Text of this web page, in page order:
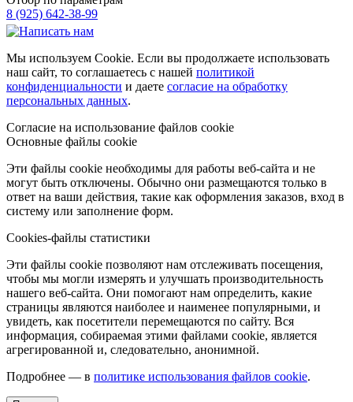
8 (925) 642-38-99
Мы используем Cookie. Если вы продолжаете использовать
наш сайт, то соглашаетесь с нашей политикой
конфиденциальности и даете согласие на обработку
персональных данных.
Согласие на использование файлов cookie
Основные файлы cookie
Эти файлы cookie необходимы для работы веб-сайта и не
могут быть отключены. Обычно они размещаются только в
ответ на ваши действия, такие как оформления заказов, вход в
систему или заполнение форм.
Cookies-файлы статистики
Эти файлы cookie позволяют нам отслеживать посещения,
чтобы мы могли измерять и улучшать производительность
нашего веб-сайта. Они помогают нам определить, какие
страницы являются наиболее и наименее популярными, и
увидеть, как посетители перемещаются по сайту. Вся
информация, собираемая этими файлами cookie, является
агрегированной и, следовательно, анонимной.
Подробнее — в политике использования файлов cookie.